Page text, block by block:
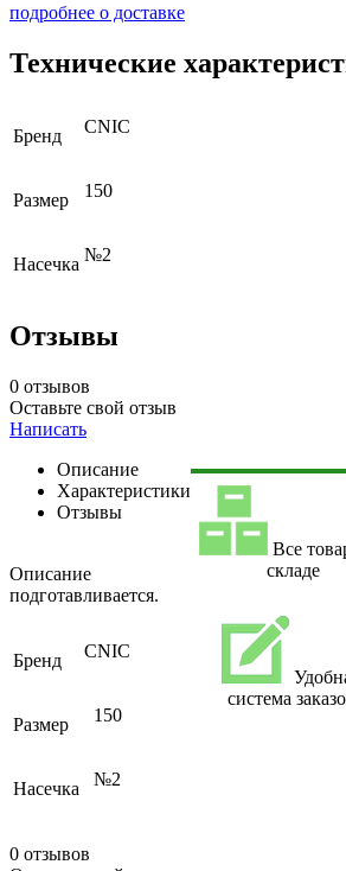
подробнее о доставке
Технические
Бренд CNIC
Размер 150
Насечка №2
Отзывы
0 отзывов
Оставьте свой отзыв
Написать
Описание
Характеристики
Отзывы
Описание
подготавливается.
Бренд CNIC
Размер 150
Насечка №2
0 отзывов
Все
складе
система